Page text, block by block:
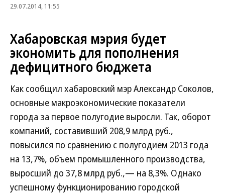
29.07.2014, 11:55
Хабаровская мэрия будет
экономить для пополнения
дефицитного бюджета
Как сообщил хабаровский мэр Александр Соколов,
основные макроэкономические показатели
города за первое полугодие выросли. Так, оборот
компаний, составивший 208,9 млрд руб.,
повысился по сравнению с полугодием 2013 года
на 13,7%, объем промышленного производства,
выросший до 37,8 млрд руб.,— на 8,3%. Однако
успешному функционированию городской